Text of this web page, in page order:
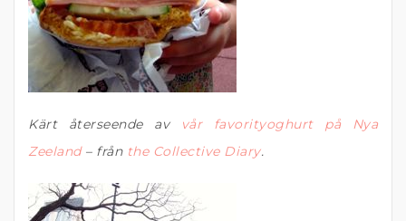
Kärt återseende av
vår favorityoghurt på Nya
Zeeland– från the Collective Diary.